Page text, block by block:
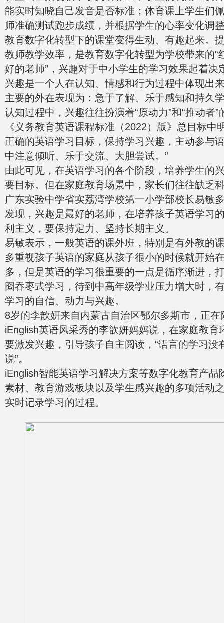
能实时知晓自己发音是否标准；体育课上学生们
师准确测试跑步成绩，并根据学生的心率变化
教育数字化转型下的课堂变得生动、有趣起来。
教师教学效率，是教育数字化转型为学校带来的“
好的老师”，兴趣对于中小学生的学习效果起着决
兴趣是一个人在认知、情感和行为过程中体现出
主要的外在表现为：急于了解、乐于感知和持久
认知过程中，兴趣往往扮演着“原动力”和“推动者”
《义务教育英语课程标准（2022）版》总目标中
正确的英语学习目标，保持学习兴趣，主动参与
中注意倾听、乐于交流、大胆尝试。”
由此可见，在英语学习的各个阶段，培养学生的
要目标。但在家庭教育场景中，家长们往往缺乏
广东实验中学省实荔湾学校第一小学部校长易敏
发现，兴趣是最好的老师，在培养孩子英语学习
利主义，要保持定力、坚持长期主义。
易敏表示，一般英语的课外班，特别是有外教的
多重视孩子英语的家庭从孩子很小的时候就开始
多，但是英语的学习很重要的一点是循序渐进，
囵吞枣式学习，待到中高年级学业压力增大时，
学习的自信、动力与兴趣。
8岁的李歆妍来自内蒙古自治区鄂尔多斯市，正
iEnglish英语风采秀的李歆妍妈妈说，在家庭教育
要激发兴趣，引导孩子自主阅读，“语言的学习没
说”。
iEnglish智能英语学习解决方案等数字化教育产品
素材、教育游戏板块以及学生感兴趣的多项活动
实时记录学习的过程。